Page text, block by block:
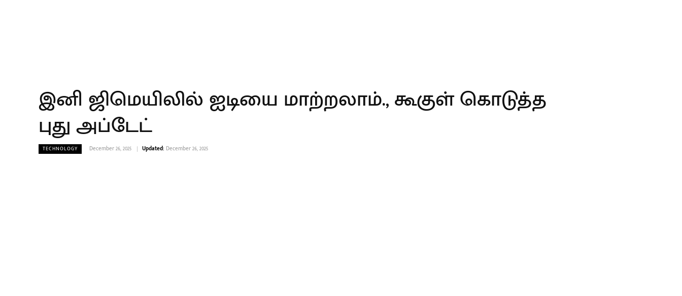
இனி ஜிமெயிலில் ஐடியை மாற்றலாம்., கூகுள் கொடுத்த
புது அப்டேட்
TECHNOLOGY December 26, 2025 Updated: December 26, 2025